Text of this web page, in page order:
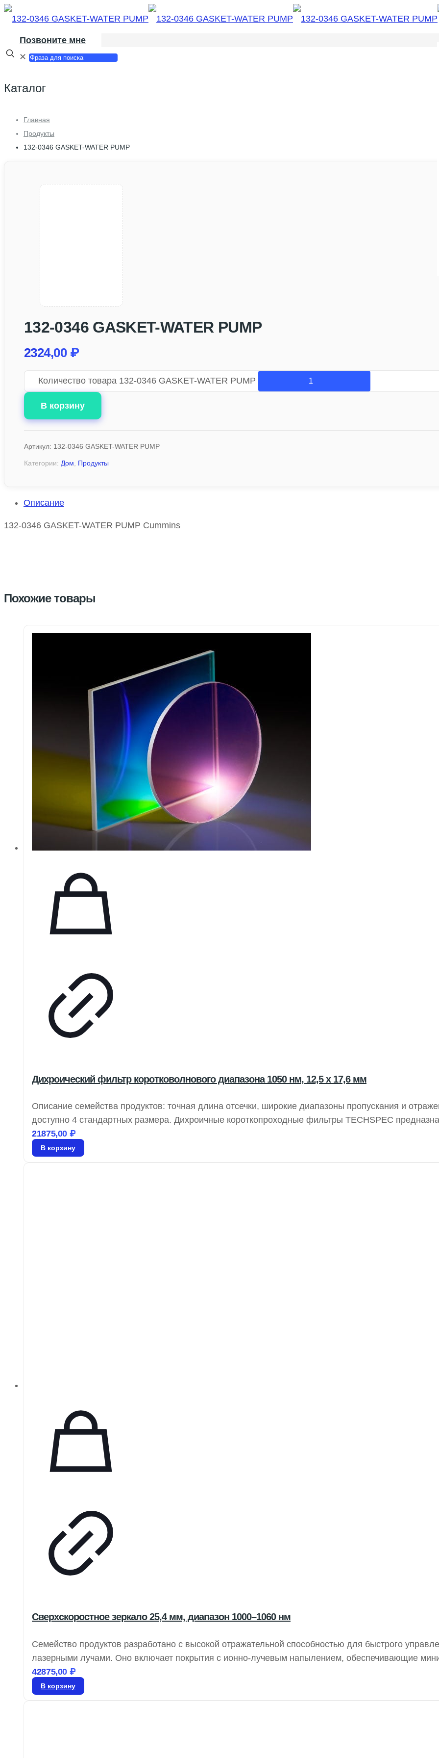
Позвоните мне
✕
Каталог
Главная
Продукты
132-0346 GASKET-WATER PUMP
132-0346 GASKET-WATER PUMP
2324,00 ₽
Количество товара 132-0346 GASKET-WATER PUMP
В корзину
Артикул: 132-0346 GASKET-WATER PUMP
Категории: Дом, Продукты
Описание
132-0346 GASKET-WATER PUMP Cummins
Похожие товары
Дихроический фильтр коротковолнового диапазона 1050 нм, 12,5 x 17,6 мм
Описание семейства продуктов: точная длина отсечки, широкие диапазоны пропускания и
доступно 4 стандартных размера. Дихроичные короткопроходные фильтры TECHSPEC
падения света под углом 45°. Отражённый свет выходит под углом 90°, что делает эти фильтры
для флуоресцентных устройств и спектральных светоделителей. Фильтры обеспечивают низкую
21875,00 ₽
В корзину
Сверхскоростное зеркало 25,4 мм, диапазон 1000–1060 нм
Семейство продуктов разработано с высокой отражательной способностью для быстрого
лазерными лучами. Оно включает покрытия с ионно-лучевым напылением, обеспечивающие
рассеяние и поглощение, с GDD всего ±20fs² при проектировании. Зеркала TECHSPEC с низким
демонстрируют высокую отражательную способность при углах падения 0 или 45°, что делает их
42875,00 ₽
В корзину